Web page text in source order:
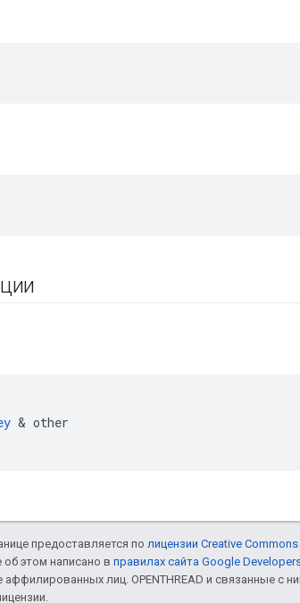
& other
предоставляется по лицензии Creative
этом написано в правилах сайта Google
лиц. OPENTHREAD и связанные с